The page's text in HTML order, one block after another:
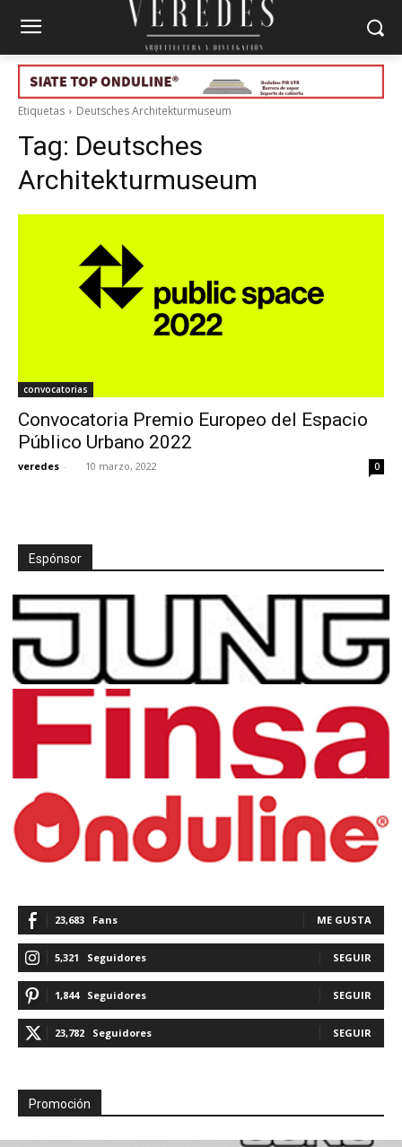
Etiquetas Deutsches Architekturmuseum
Tag: Deutsches
Architekturmuseum
convocatorias
Convocatoria Premio Europeo del Espacio
Público Urbano 2022
veredes - 10 marzo, 2022 0
Espónsor
23,683 Fans ME GUSTA
5,321 Seguidores SEGUIR
1,844 Seguidores SEGUIR
23,782 Seguidores SEGUIR
Promoción